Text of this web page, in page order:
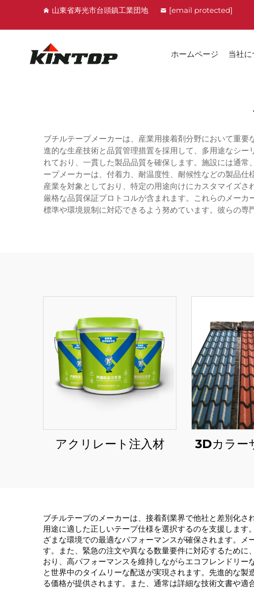
山東省寿光市台頭鎮工業団地 [email protected]
ホームページ 当社に
ブチルテープメーカーは、産業用接着剤分野において重
進的な生産技術と品質管理措置を採用して、多用途なシ
れており、一貫した製品品質を確保します。施設には通
ープメーカーは、付着力、耐温度性、耐候性などの製品
産業を対象としており、特定の用途向けにカスタマイズ
厳格な品質保証プロトコルが含まれます。これらのメー
標準や環境規制に対応できるよう努めています。彼らの
アクリレート注入材 3Dカラー
ブチルテープのメーカーは、接着剤業界で他社と差別化
用途に適した正しいテープ仕様を選択するのを支援しま
ざまな環境での最適なパフォーマンスが確保されます。
す。また、緊急の注文や異なる数量要件に対応するため
おり、高パフォーマンスを維持しながらエコフレンドリ
と世界中のタイムリーな配送が実現されます。先進的な
る価格が提供されます。また、通常は詳細な技術文書や